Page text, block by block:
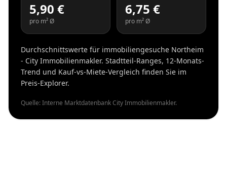
5,90 €
pro m² Ø
6,75 €
pro m² Ø
Durchschnittswerte für immobiliengesuche Northeim
- City Immobilienmakler. Stadtteil-Ranges, 12-Monats-
Trend und Kauf-vs-Miete-Vergleich finden Sie im
Preis-Explorer.
Quelle: Interne Marktdatenbank City Immobilienmakler.